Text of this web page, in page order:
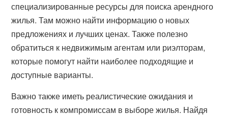
специализированные ресурсы для поиска арендного
жилья. Там можно найти информацию о новых
предложениях и лучших ценах. Также полезно
обратиться к недвижимым агентам или риэлторам,
которые помогут найти наиболее подходящие и
доступные варианты.
Важно также иметь реалистические ожидания и
готовность к компромиссам в выборе жилья. Найдя